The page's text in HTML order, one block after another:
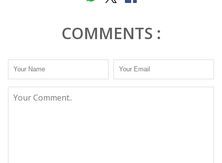
COMMENTS :